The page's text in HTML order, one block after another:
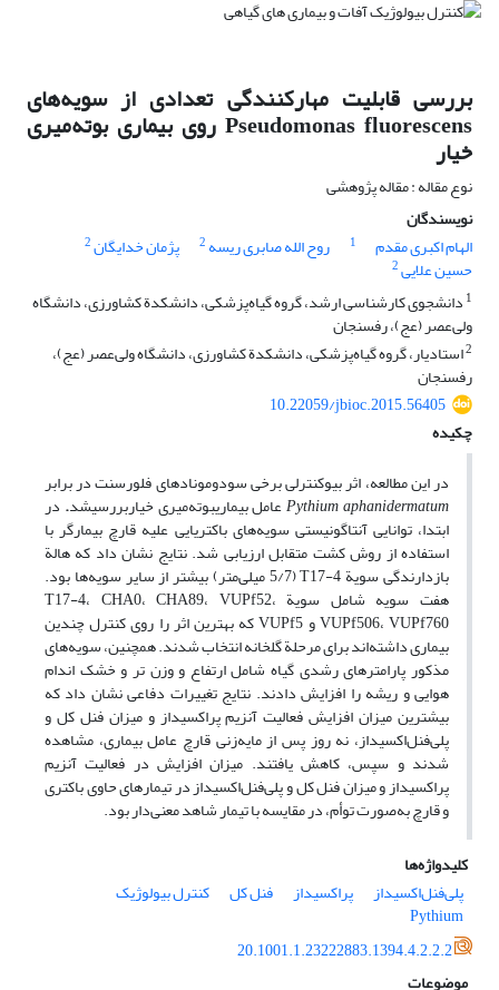
بررسی قابلیت مهارکنندگی تعدادی از سویه‌های
Pseudomonas fluorescens روی بیماری بوته‌میری
خیار
نوع مقاله : مقاله پژوهشی
نویسندگان
الهام اکبری مقدم
1 روح الله صابری ریسه 2 پژمان خدایگان2
حسین علایی2
1 دانشجوی کارشناسی ارشد، گروه گیاه‌پزشکی، دانشکدة کشاورزی، دانشگاه
ولی‌عصر (عج)، رفسنجان
2استادیار، گروه گیاه‌پزشکی، دانشکدة کشاورزی، دانشگاه ولی‌عصر (عج)،
رفسنجان
10.22059/jbioc.2015.56405
چکیده
در این مطالعه، اثر بیوکنترلی برخی سودومونادهای فلورسنت در برابر
Pythium aphanidermatumعامل بیماریبوته‌میری خیاربررسیشد. در
ابتدا، توانایی آنتاگونیستی سویه‌های باکتریایی علیه قارچ بیمارگر با
استفاده از روش کشت متقابل ارزیابی شد. نتایج نشان داد که هالة
بازدارندگی سویة T17-4 (5/7 میلی‌متر) بیشتر از سایر سویه‌ها بود.
هفت سویه شامل سویة T17-4، CHA0، CHA89، VUPf52،
VUPf506، VUPf760 و VUPf5 که بهترین اثر را روی کنترل چندین
بیماری داشته‌اند برای مرحلة گلخانه انتخاب شدند. همچنین، سویه‌های
مذکور پارامترهای رشدی گیاه شامل ارتفاع و وزن تر و خشک اندام
هوایی و ریشه را افزایش دادند. نتایج تغییرات دفاعی نشان داد که
بیشترین میزان افزایش فعالیت آنزیم پراکسیداز و میزان فنل کل و
پلی‌فنل‌اکسیداز، نه روز پس از مایه‌زنی قارچ عامل بیماری، مشاهده
شدند و سپس، کاهش یافتند. میزان افزایش در فعالیت آنزیم
پراکسیداز و میزان فنل کل و پلی‌فنل‌اکسیداز در تیمارهای حاوی باکتری
و قارچ به‌صورت توأم، در مقایسه با تیمار شاهد معنی‌دار بود.
کلیدواژه‌ها
پلی‌فنل‌اکسیداز
پراکسیداز فنل کل کنترل بیولوژیک
Pythium
20.1001.1.23222883.1394.4.2.2.2
موضوعات